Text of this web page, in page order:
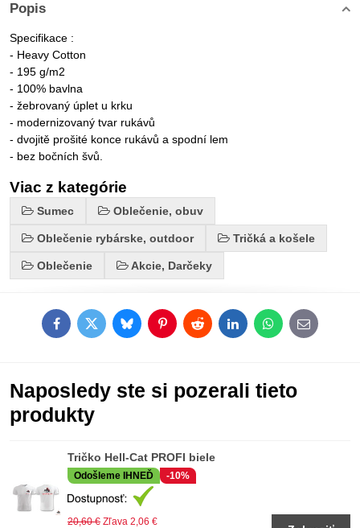
Popis
Specifikace :
- Heavy Cotton
- 195 g/m2
- 100% bavlna
- žebrovaný úplet u krku
- modernizovaný tvar rukávů
- dvojitě prošité konce rukávů a spodní lem
- bez bočních švů.
Viac z kategórie
Sumec Oblečenie, obuv
Oblečenie rybárske, outdoor Tričká a košele
Oblečenie Akcie, Darčeky
FacebookTwitterBlueskyPinterestRedditLinkedInWhatsApp
E-
mail
Naposledy ste si pozerali tieto
produkty
Tričko Hell-Cat PROFI biele
Odošleme IHNEĎ -10%
20,60 € Zľava 2,06 €